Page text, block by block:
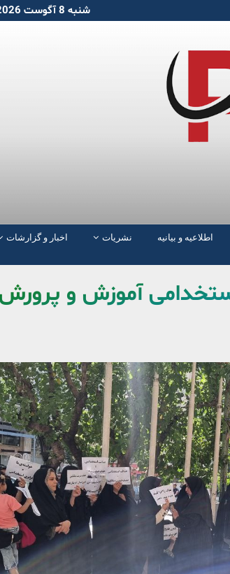
شنبه 8 آگوست 2026
اطلاعیه و بیانیه نشریات اخبار و گزارشات
آموزش و پرورش